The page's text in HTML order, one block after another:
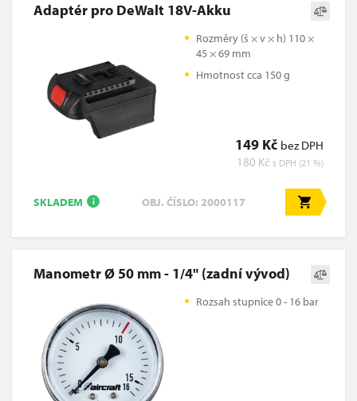
Adaptér pro DeWalt 18V-Akku
Rozměry (š × v × h) 110 ×
45 × 69 mm
Hmotnost cca 150 g
149 Kč bez DPH
180 Kč s DPH (21 %)
SKLADEM i OBJ. ČÍSLO: 2000117
Manometr Ø 50 mm - 1/4" (zadní vývod)
Rozsah stupnice 0 - 16 bar